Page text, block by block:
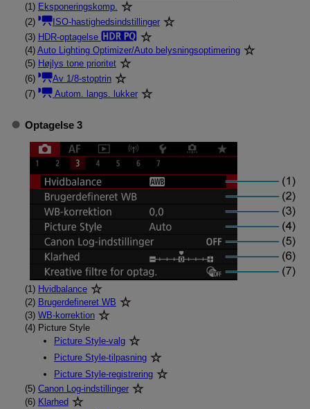
(1) Eksponeringskomp.
(2)
ISO-hastighedsindstillinger
(3) HDR-optagelse
(4) Auto Lighting Optimizer/Auto belysningsoptimering
(5) Højlys tone prioritet
(6)
Av 1/8-stoptrin
(7)
Autom. langs. lukker
Optagelse 3
(1) Hvidbalance
(2) Brugerdefineret WB
(3) WB-korrektion
(4) Picture Style
Picture Style-valg
Picture Style-tilpasning
Picture Style-registrering
(5) Canon Log-indstillinger
(6) Klarhed